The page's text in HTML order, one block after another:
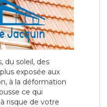
du soleil, des
exposée aux
à la déformation
ce qui
risque de votre